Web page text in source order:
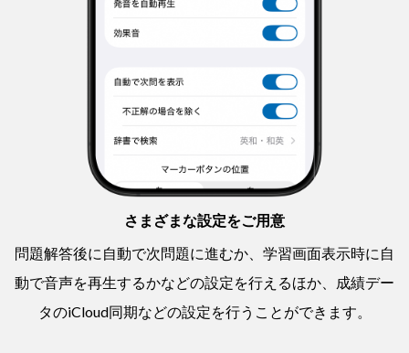
さまざまな設定をご用意
問題解答後に自動で次問題に進むか、学習画面表示時に自
動で音声を再生するかなどの設定を行えるほか、成績デー
タのiCloud同期などの設定を行うことができます。